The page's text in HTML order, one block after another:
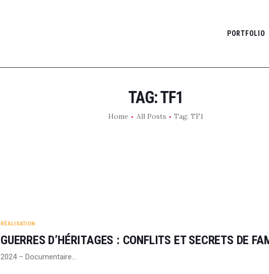
PORTFOLIO
TAG: TF1
Home All Posts Tag: TF1
LAB
RÉALISATION
GUERRES D’HÉRITAGES : CONFLITS ET SECRETS DE
2024 – Documentaire…